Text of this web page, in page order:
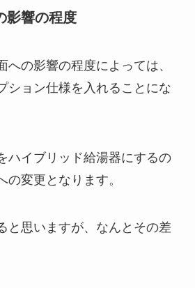
影響の程度
への影響の程度によっては、
ション仕様を入れることにな
ハイブリッド給湯器にするの
の変更となります。
と思いますが、なんとその差